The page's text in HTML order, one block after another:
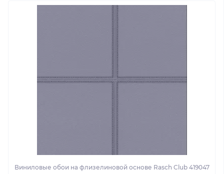
Виниловые обои на флизелиновой основе Rasch Club 419047